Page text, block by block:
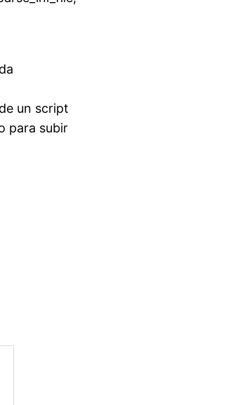
un script
para subir